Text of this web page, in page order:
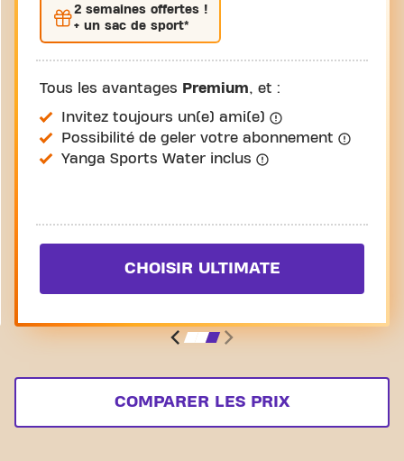
2 semaines offertes !
+ un sac de sport*
Tous les avantages Premium, et :
Invitez toujours un(e) ami(e)
Possibilité de geler votre abonnement
Yanga Sports Water inclus
CHOISIR ULTIMATE
COMPARER LES PRIX